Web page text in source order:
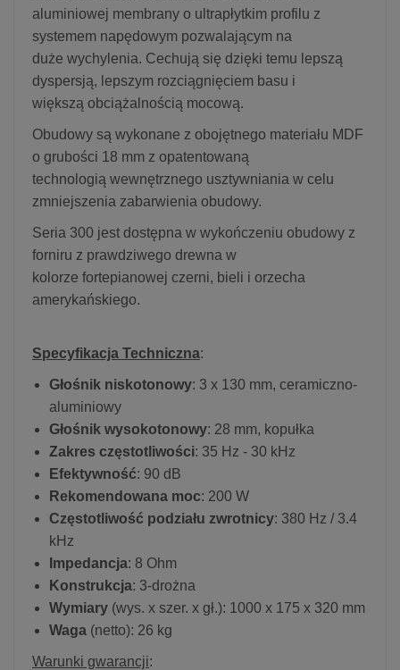
aluminiowej membrany o ultrapłytkim profilu z
systemem napędowym pozwalającym na
duże wychylenia. Cechują się dzięki temu lepszą
dyspersją, lepszym rozciągnięciem basu i
większą obciążalnością mocową.
Obudowy są wykonane z obojętnego materiału MDF
o grubości 18 mm z opatentowaną
technologią wewnętrznego usztywniania w celu
zmniejszenia zabarwienia obudowy.
Seria 300 jest dostępna w wykończeniu obudowy z
forniru z prawdziwego drewna w
kolorze fortepianowej czerni, bieli i orzecha
amerykańskiego.
Specyfikacja Techniczna:
Głośnik niskotonowy: 3 x 130 mm, ceramiczno-
aluminiowy
Głośnik wysokotonowy: 28 mm, kopułka
Zakres częstotliwości: 35 Hz - 30 kHz
Efektywność: 90 dB
Rekomendowana moc: 200 W
Częstotliwość podziału zwrotnicy: 380 Hz / 3.4
kHz
Impedancja: 8 Ohm
Konstrukcja: 3-drożna
Wymiary (wys. x szer. x gł.): 1000 x 175 x 320 mm
Waga (netto): 26 kg
Warunki gwarancji: